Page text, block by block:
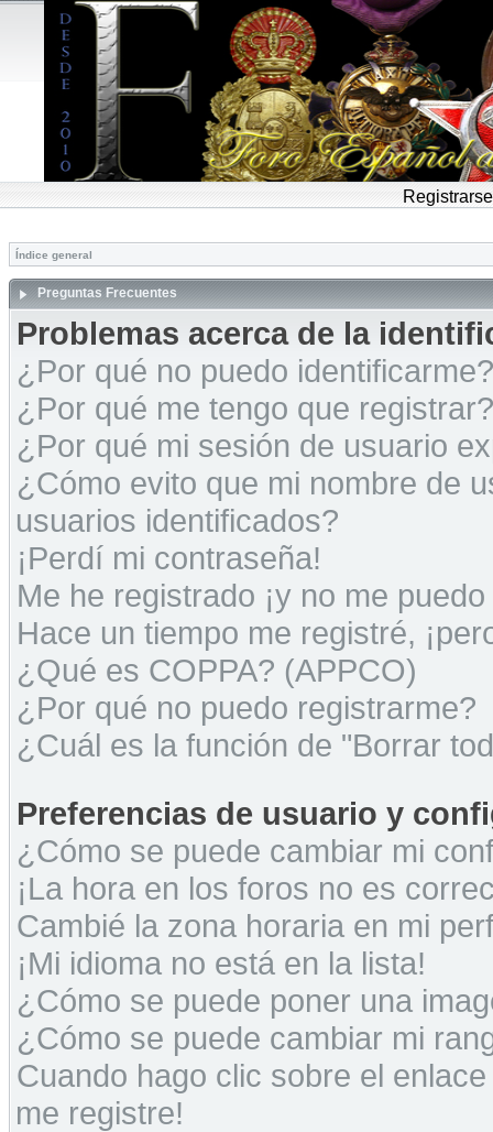
Registrarse
Índice general
Preguntas Frecuentes
Problemas acerca de la
¿Por qué no puedo identificarme?
¿Por qué me tengo que registrar?
¿Por qué mi sesión de usuario
¿Cómo evito que mi nombre de
usuarios identificados?
¡Perdí mi contraseña!
Me he registrado ¡y no me
Hace un tiempo me registré,
¿Qué es COPPA? (APPCO)
¿Por qué no puedo registrarme?
¿Cuál es la función de "Borrar
Preferencias de usuario y
¿Cómo se puede cambiar mi
¡La hora en los foros no es
Cambié la zona horaria en mi
¡Mi idioma no está en la lista!
¿Cómo se puede poner una
¿Cómo se puede cambiar mi
Cuando hago clic sobre el
me registre!